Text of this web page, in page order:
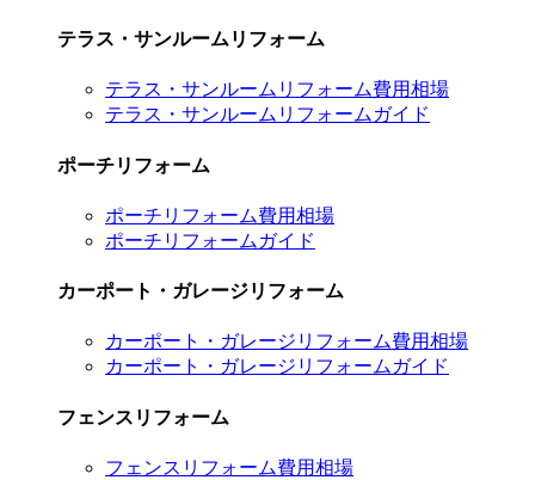
テラス・サンルームリフォーム
テラス・サンルームリフォーム費用相場
テラス・サンルームリフォームガイド
ポーチリフォーム
ポーチリフォーム費用相場
ポーチリフォームガイド
カーポート・ガレージリフォーム
カーポート・ガレージリフォーム費用相場
カーポート・ガレージリフォームガイド
フェンスリフォーム
フェンスリフォーム費用相場